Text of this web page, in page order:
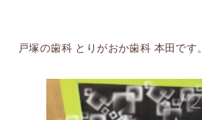
戸塚の歯科 とりがおか歯科 本田です。